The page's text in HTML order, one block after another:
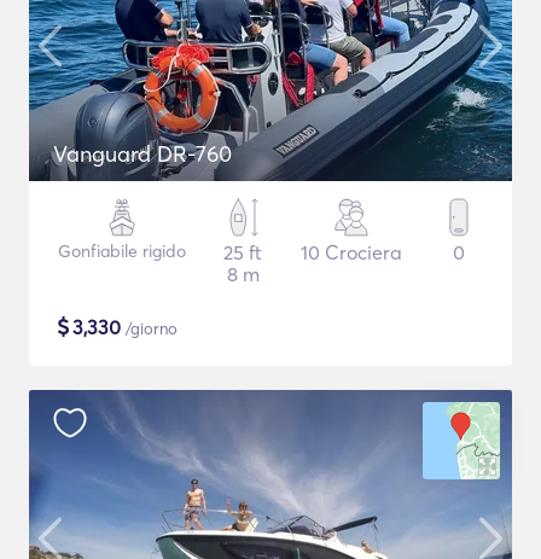
Vanguard DR-760
Gonfiabile rigido
25 ft
8 m
10 Crociera 0
$3,330 /giorno